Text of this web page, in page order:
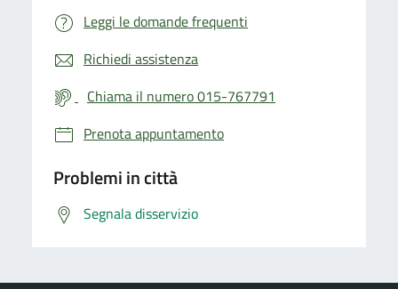
Leggi le domande frequenti
Richiedi assistenza
Chiama il numero 015-767791
Prenota appuntamento
Problemi in città
Segnala disservizio